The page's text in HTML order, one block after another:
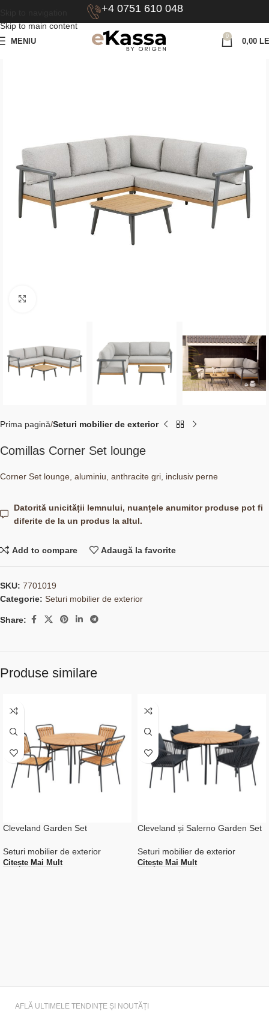
Skip to main content
+4 0751 610 048
MENIU
0
0,00
Prima pagină Seturi mobilier de exterior
Comillas Corner Set lounge
Corner Set lounge, aluminiu, anthracite gri, inclusiv perne
Datorită unicității lemnului, nuanțele anumitor produse pot fi
diferite de la un produs la altul.
Add to compare Adaugă la favorite
SKU: 7701019
Categorie: Seturi mobilier de exterior
Share:
Produse similare
Cleveland Garden Set
Seturi mobilier de exterior
Citește Mai Mult
Cleveland și Salerno Garden Set
Seturi mobilier de exterior
Citește Mai Mult
AFLĂ ULTIMELE TENDINȚE ȘI NOUTĂȚI